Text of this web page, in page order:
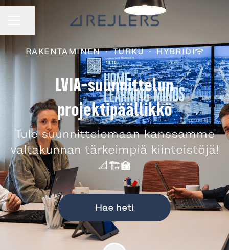
RAKENTAMINEN · TURKU · HYBRIDI
LVIA-suunnittelun
projektipäällikkö
Tule suunnittelemaan kanssamme
valtakunnan tärkeimpiä kiinteistöjä!
📐🏗️🏫
Hae heti